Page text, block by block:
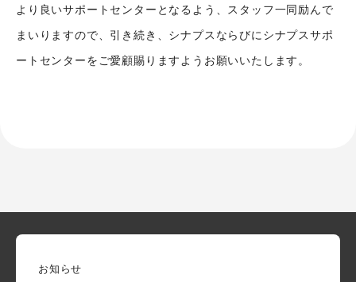
より良いサポートセンターとなるよう、スタッフ一同励んで
まいりますので、引き続き、シナプスならびにシナプスサポ
ートセンターをご愛顧賜りますようお願いいたします。
お知らせ